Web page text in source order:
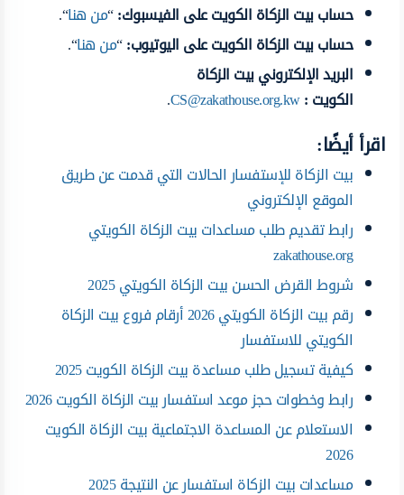
حساب بيت الزكاة الكويت على الفيسبوك:
“من هنا“.
حساب بيت الزكاة الكويت على اليوتيوب:
“من هنا“.
البريد الإلكتروني بيت الزكاة
الكويت:
CS@zakathouse.org.kw
.
اقرأ أيضًا:
بيت الزكاة للإستفسار الحالات التي قدمت عن طريق
الموقع الإلكتروني
رابط تقديم طلب مساعدات بيت الزكاة الكويتي
zakathouse.org
شروط القرض الحسن بيت الزكاة الكويتي 2025
رقم بيت الزكاة الكويتي 2026 أرقام فروع بيت الزكاة
الكويتي للاستفسار
كيفية تسجيل طلب مساعدة بيت الزكاة الكويت 2025
رابط وخطوات حجز موعد استفسار بيت الزكاة الكويت 2026
الاستعلام عن المساعدة الاجتماعية بيت الزكاة الكويت
2026
مساعدات بيت الزكاة استفسار عن النتيجة 2025